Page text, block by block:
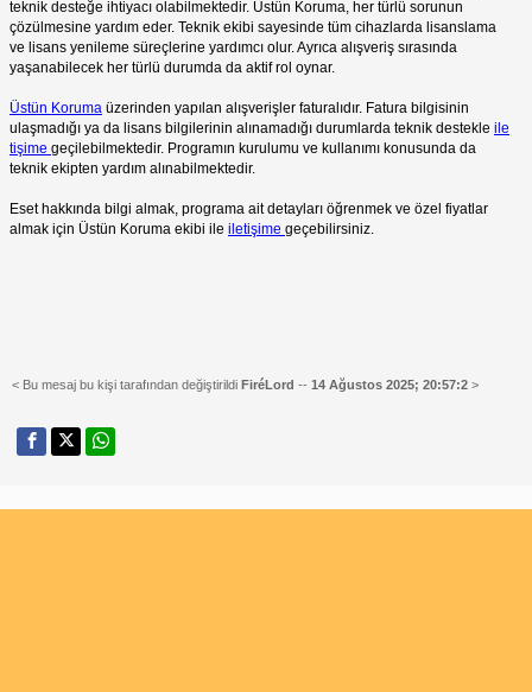
teknik desteğe ihtiyacı olabilmektedir. Üstün Koruma, her türlü sorunun
çözülmesine yardım eder. Teknik ekibi sayesinde tüm cihazlarda lisanslama
ve lisans yenileme süreçlerine yardımcı olur. Ayrıca alışveriş sırasında
yaşanabilecek her türlü durumda da aktif rol oynar.
Üstün Koruma üzerinden yapılan alışverişler faturalıdır. Fatura bilgisinin
ulaşmadığı ya da lisans bilgilerinin alınamadığı durumlarda teknik destekle ile
tişime geçilebilmektedir. Programın kurulumu ve kullanımı konusunda da
teknik ekipten yardım alınabilmektedir.
Eset hakkında bilgi almak, programa ait detayları öğrenmek ve özel fiyatlar
almak için Üstün Koruma ekibi ile iletişime geçebilirsiniz.
< Bu mesaj bu kişi tarafından değiştirildi FiréLord -- 14 Ağustos 2025; 20:57:2 >